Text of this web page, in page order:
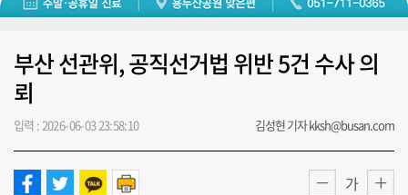
부산 선관위, 공직선거법 위반 5건 수사 의
뢰
입력 : 2026-06-03 23:58:10 김성현 기자 kksh@busan.com
가